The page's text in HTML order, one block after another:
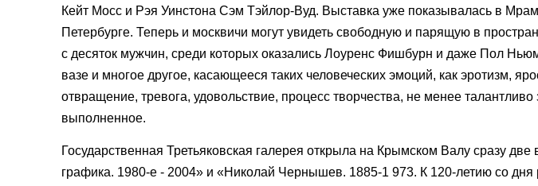
Кейт Мосс и Рэя Уинстона Сэм Тэйлор-Вуд. Выставка уже показывалась в
Петербурге. Теперь и москвичи могут увидеть свободную и парящую в
с десяток мужчин, среди которых оказались Лоуренс Фишбурн и даже Пол
вазе и многое другое, касающееся таких человеческих эмоций, как эротизм,
отвращение, тревога, удовольствие, процесс творчества, не менее
выполненное.
Государственная Третьяковская галерея открыла на Крымском Валу сразу
графика. 1980-е - 2004» и «Николай Чернышев. 1885-1 973. К 120-летию со